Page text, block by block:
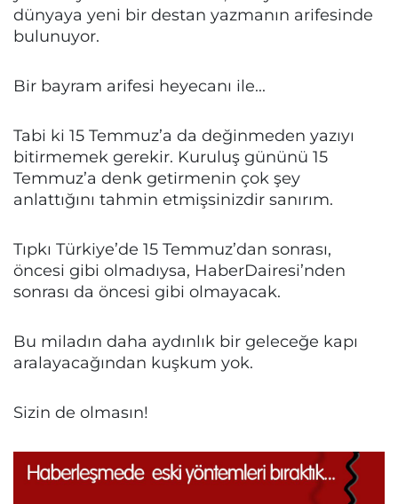
dünyaya yeni bir destan yazmanın arifesinde
bulunuyor.
Bir bayram arifesi heyecanı ile...
Tabi ki 15 Temmuz’a da değinmeden yazıyı
bitirmemek gerekir. Kuruluş gününü 15
Temmuz’a denk getirmenin çok şey
anlattığını tahmin etmişsinizdir sanırım.
Tıpkı Türkiye’de 15 Temmuz’dan sonrası,
öncesi gibi olmadıysa, HaberDairesi’nden
sonrası da öncesi gibi olmayacak.
Bu miladın daha aydınlık bir geleceğe kapı
aralayacağından kuşkum yok.
Sizin de olmasın!